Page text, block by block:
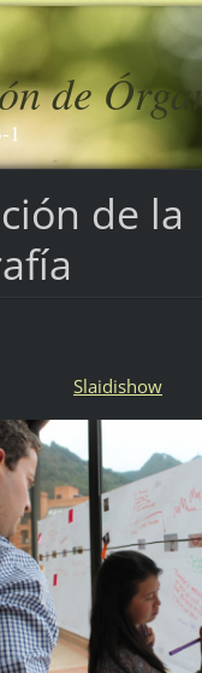
de
1
de la
Slaidishow